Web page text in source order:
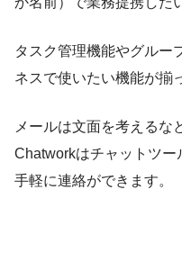
タスク管理機能やグルー
ネスで使いたい機能が揃
メールは文面を考えるな
Chatworkはチャットツ
手軽に連絡ができます。